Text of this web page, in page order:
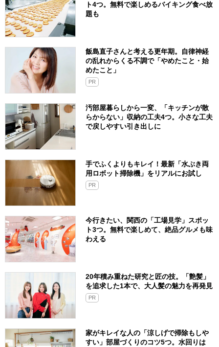
ト4つ。無料で楽しめるバイキング食べ放
題も
飯島直子さんと考える更年期。自律神経
の乱れからくる不調で「やめたこと・始
めたこと」
PR
汚部屋暮らしから一変、「キッチンが散
らからない」収納の工夫4つ。小さな工夫
で戻しやすい引き出しに
手でふくよりもキレイ！最新「水ぶき両
用ロボット掃除機」をリアルにお試し
PR
今行きたい、関西の「工場見学」スポッ
ト3つ。無料で楽しめて、絶品グルメも味
わえる
20年積み重ねた研究と匠の技。「艶髪」
を追求した1本で、大人髪の魅力を再発見
PR
家がキレイな人の「涼しげで掃除もしや
すい」部屋づくりのコツ5つ。水回りは